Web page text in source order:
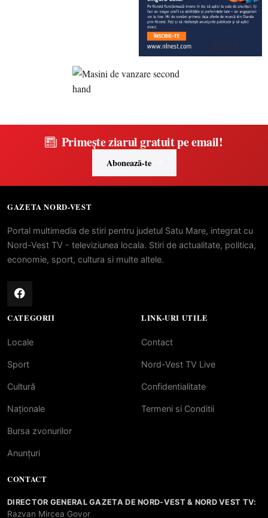
Primește ziarul gratuit pe email!
Abonează-te
GAZETA NORD-VEST
Portal multimedia de stiri pentru judetul Satu Mare, integrat cu
Nord-Vest TV - televiziunea locala. Stiri de actualitate, politica,
economie, sport, cultura si multe altele.
CATEGORII
Locale
Sport
Cultură
Naționale
Bursa zvonurilor
Anunțuri
LINK-URI UTILE
Contact
Nord-Vest TV Live
Confidentialitate
Termeni si Conditii
CONTACT
DIRECTOR GENERAL GAZETA DE NORD-VEST & NORD VEST TV:
Razvan Mircea Govor